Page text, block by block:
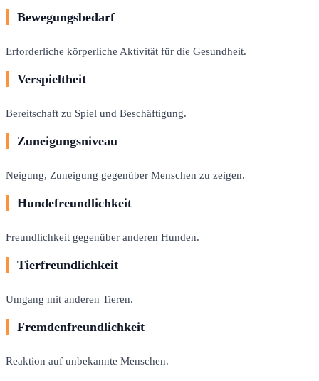
Bewegungsbedarf
Erforderliche körperliche Aktivität für die Gesundheit.
Verspieltheit
Bereitschaft zu Spiel und Beschäftigung.
Zuneigungsniveau
Neigung, Zuneigung gegenüber Menschen zu zeigen.
Hundefreundlichkeit
Freundlichkeit gegenüber anderen Hunden.
Tierfreundlichkeit
Umgang mit anderen Tieren.
Fremdenfreundlichkeit
Reaktion auf unbekannte Menschen.